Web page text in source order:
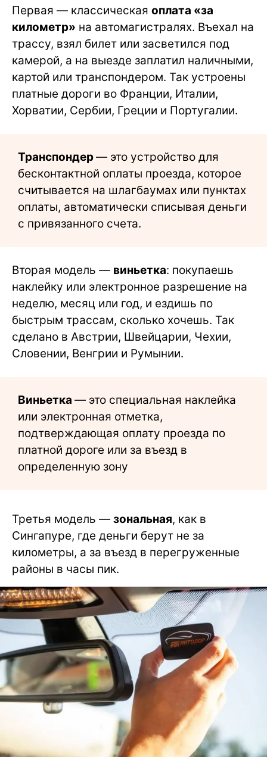
Первая — классическая оплата «за
километр» на автомагистралях. Въехал на
трассу, взял билет или засветился под
камерой, а на выезде заплатил наличными,
картой или транспондером. Так устроены
платные дороги во Франции, Италии,
Хорватии, Сербии, Греции и Португалии.
Транспондер— это устройство для
бесконтактной оплаты проезда, которое
считывается на шлагбаумах или пунктах
оплаты, автоматически списывая деньги
с привязанного счета.
Вторая модель — виньетка: покупаешь
наклейку или электронное разрешение на
неделю, месяц или год, и ездишь по
быстрым трассам, сколько хочешь. Так
сделано в Австрии, Швейцарии, Чехии,
Словении, Венгрии и Румынии.
Виньетка — это специальная наклейка
или электронная отметка,
подтверждающая оплату проезда по
платной дороге или за въезд в
определенную зону
Третья модель — зональная, как в
Сингапуре, где деньги берут не за
километры, а за въезд в перегруженные
районы в часы пик.